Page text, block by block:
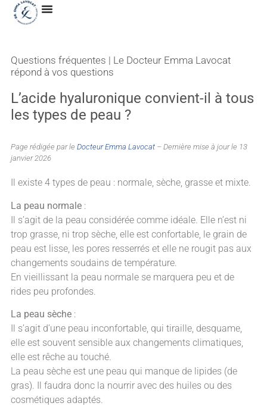
Questions fréquentes | Le Docteur Emma Lavocat
répond à vos questions
L’acide hyaluronique convient-il à tous
les types de peau ?
Page rédigée par le Docteur Emma Lavocat– Dernière mise à jour le 13
janvier 2026
Il existe 4 types de peau : normale, sèche, grasse et mixte.
La peau normale:
Il s’agit de la peau considérée comme idéale. Elle n’est ni
trop grasse, ni trop sèche, elle est confortable, le grain de
peau est lisse, les pores resserrés et elle ne rougit pas aux
changements soudains de température.
En vieillissant la peau normale se marquera peu et de
rides peu profondes.
La peau sèche:
Il s’agit d’une peau inconfortable, qui tiraille, desquame,
elle est souvent sensible aux changements climatiques,
elle est rêche au touché.
La peau sèche est une peau qui manque de lipides (de
gras). Il faudra donc la nourrir avec des huiles ou des
cosmétiques adaptés.